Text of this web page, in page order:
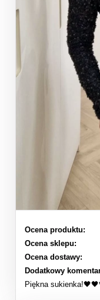
Ocena produktu:
Ocena sklepu:
Ocena dostawy:
Dodatkowy
Piękna